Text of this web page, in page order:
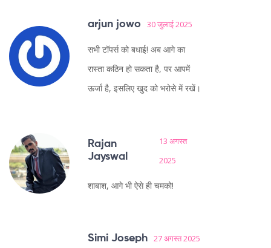
arjun jowo 30 जुलाई 2025
सभी टॉपर्स को बधाई! अब आगे का
रास्ता कठिन हो सकता है, पर आपमें
ऊर्जा है, इसलिए खुद को भरोसे में रखें।
Rajan
Jayswal
13 अगस्त
2025
शाबाश, आगे भी ऐसे ही चमको!
Simi Joseph 27 अगस्त 2025